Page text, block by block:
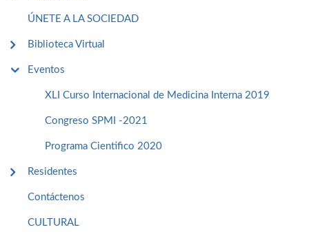
ÚNETE A LA SOCIEDAD
Biblioteca Virtual
Eventos
XLI Curso Internacional de Medicina Interna 2019
Congreso SPMI -2021
Programa Cientifico 2020
Residentes
Contáctenos
CULTURAL